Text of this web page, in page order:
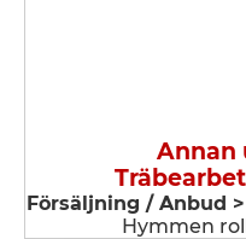
Annan
Försäljning / Anbud
Hymmen